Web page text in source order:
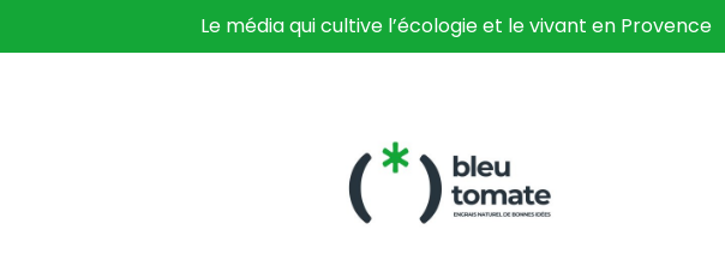
Le média qui cultive l’écologie et le vivant en Provence